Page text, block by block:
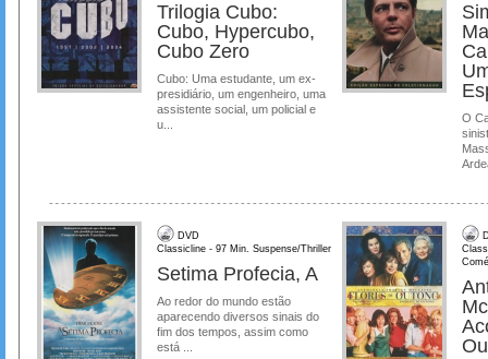
Trilogia Cubo:
Cubo, Hypercubo,
Cubo Zero
Cubo: Uma estudante, um ex-
presidiário, um engenheiro, uma
assistente social, um policial e
u...
O
DVD
Classicline - 97 Min. Suspense/Thriller
Setima Profecia, A
Ao redor do mundo estão
aparecendo diversos sinais do
fim dos tempos, assim como
está ...